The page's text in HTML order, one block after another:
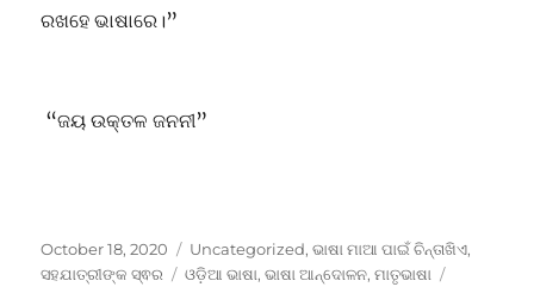
ରଖହେ ଭାଷାରେ।”
“ଜୟ ଉକ୍ତଳ ଜନନୀ”
Posted
on
October 18, 2020 Categories
Uncategorized,ଭାଷା ମାଆ ପାଇଁ ଚିନ୍ତାଖିଏ,
ସହଯାତ୍ରୀଙ୍କ ସ୍ଵର
Tags
ଓଡ଼ିଆ ଭାଷା,ଭାଷା ଆନ୍ଦୋଳନ,ମାତୃଭାଷା